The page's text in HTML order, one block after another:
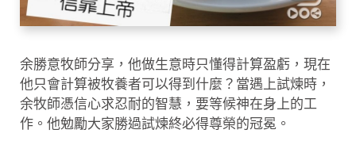
余勝意牧師分享，他做生意時只懂得計算盈虧，現在
他只會計算被牧養者可以得到什麼？當遇上試煉時，
余牧師憑信心求忍耐的智慧，要等候神在身上的工
作。他勉勵大家勝過試煉終必得尊榮的冠冕。